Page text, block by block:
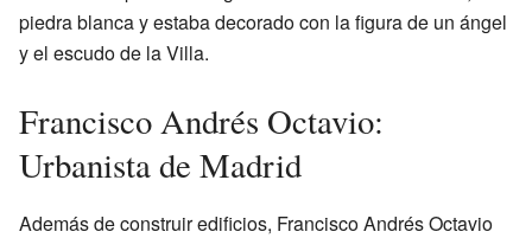
piedra blanca y estaba decorado con la figura de un ángel
y el escudo de la Villa.
Francisco Andrés Octavio:
Urbanista de Madrid
Además de construir edificios, Francisco Andrés Octavio